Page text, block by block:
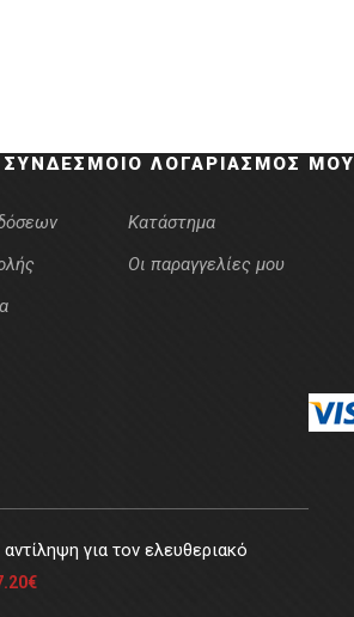
Ο ΛΟΓΑΡΙΑΣΜΌΣ ΜΟΥ
Κατάστημα
Οι παραγγελίες μου
για τον ελευθεριακό
€